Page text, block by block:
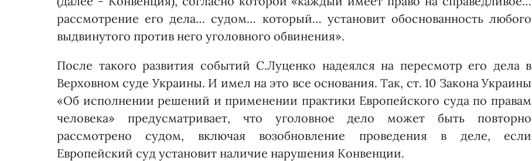
рассмотрение его дела… судом… который… установит обоснованность любого
выдвинутого против него уголовного обвинения».
После такого развития событий С.Луценко надеялся на пересмотр его дела в
Верховном суде Украины. И имел на это все основания. Так, ст. 10 Закона Украины
«Об исполнении решений и применении практики Евро­пейского суда по правам
человека» предусматривает, что уголовное дело может быть повторно
рассмотрено судом, включая возобновление проведения в деле, если
Европейский суд ус­тановит наличие нарушения Конвенции.